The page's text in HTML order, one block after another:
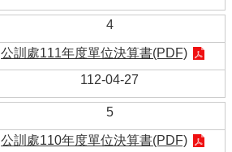
4
公訓處111年度單位決算書(PDF)
112-04-27
5
公訓處110年度單位決算書(PDF)